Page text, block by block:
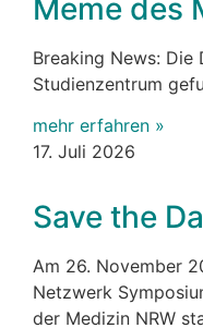
Meme des
Breaking News:
Studienzentrum
mehr erfahren »
17. Juli 2026
Save the
Am 26. November
Netzwerk
der Medizin NRW